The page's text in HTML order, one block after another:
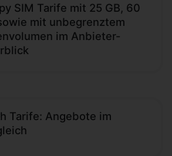
SIM Tarife mit 25 GB, 60
mit unbegrenztem
im Anbieter-
Tarife: Angebote im